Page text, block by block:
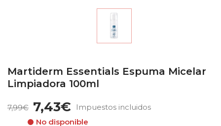
Martiderm Essentials Espuma Micelar
Limpiadora 100ml
7,99€ 7,43€
Impuestos incluidos
No disponible